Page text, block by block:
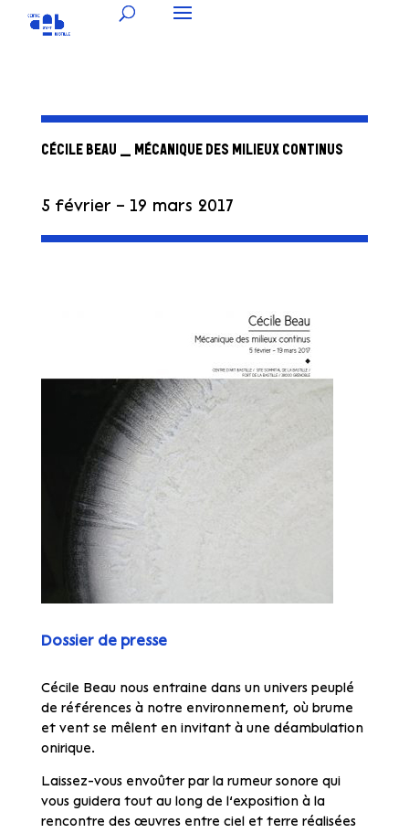
CÉCILE BEAU _ MÉCANIQUE DES MILIEUX CONTINUS
5 février – 19 mars 2017
Dossier de presse
Cécile Beau nous entraine dans un univers peuplé
de références à notre environnement, où brume
et vent se mêlent en invitant à une déambulation
onirique.
Laissez-vous envoûter par la rumeur sonore qui
vous guidera tout au long de l’exposition à la
rencontre des œuvres entre ciel et terre réalisées